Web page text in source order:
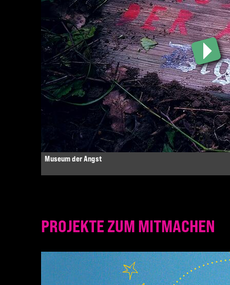
Museum der Angst
PROJEKTE ZUM MITMACHEN